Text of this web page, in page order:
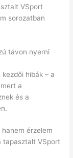
VSport
sorozatban
távon nyerni
hibák – a
a
és a
érzelem
tapasztalt VSport